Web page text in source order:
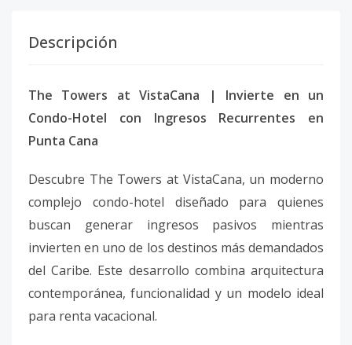
Descripción
The Towers at VistaCana | Invierte en un
Condo-Hotel con Ingresos Recurrentes en
Punta Cana
Descubre The Towers at VistaCana, un moderno
complejo condo-hotel diseñado para quienes
buscan generar ingresos pasivos mientras
invierten en uno de los destinos más demandados
del Caribe. Este desarrollo combina arquitectura
contemporánea, funcionalidad y un modelo ideal
para renta vacacional.